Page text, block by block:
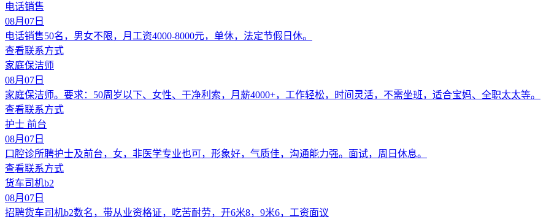
电话销售
08月07日
电话销售50名，男女不限，月工资4000-8000元，单休，法定节假日休。
查看联系方式
家庭保洁师
08月07日
家庭保洁师。要求：50周岁以下、女性、干净利索，月薪4000+，工作轻松，时间灵活，不需坐班，适合宝妈、全职太太等。
查看联系方式
护士 前台
08月07日
口腔诊所聘护士及前台，女，非医学专业也可，形象好，气质佳，沟通能力强。面试，周日休息。
查看联系方式
货车司机b2
08月07日
招聘货车司机b2数名，带从业资格证，吃苦耐劳，开6米8，9米6，工资面议